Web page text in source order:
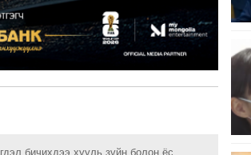
бичихдээ хууль зүйн болон ёс